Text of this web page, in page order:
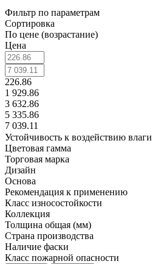
Фильтр по параметрам
Сортировка
По цене (возрастание)
Цена
226.86
1 929.86
3 632.86
5 335.86
7 039.11
Устойчивость к воздействию влаги
Цветовая гамма
Торговая марка
Дизайн
Основа
Рекомендация к применению
Класс износостойкости
Коллекция
Толщина общая (мм)
Страна производства
Наличие фаски
Класс пожарной опасности